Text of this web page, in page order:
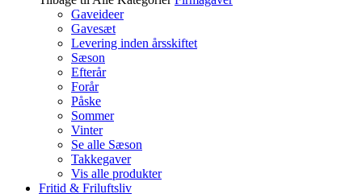
Gaveideer
Gavesæt
Levering inden årsskiftet
Sæson
Efterår
Forår
Påske
Sommer
Vinter
Se alle Sæson
Takkegaver
Vis alle produkter
Fritid & Friluftsliv